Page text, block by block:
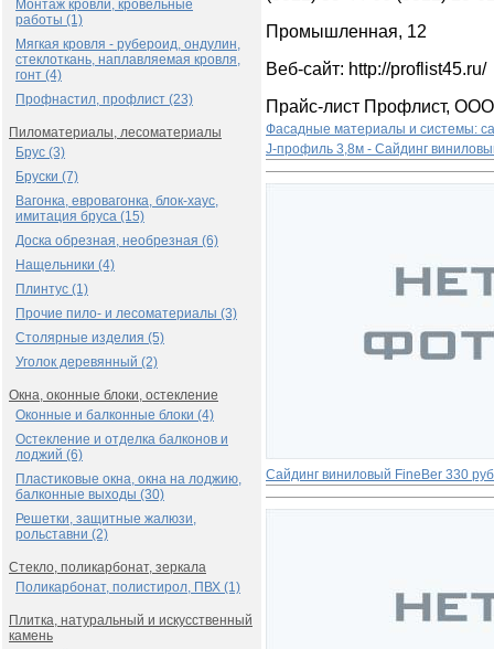
Монтаж кровли, кровельные
работы (1)
Мягкая кровля - рубероид, ондулин,
стеклоткань, наплавляемая кровля,
гонт (4)
Профнастил, профлист (23)
Пиломатериалы, лесоматериалы
Брус (3)
Бруски (7)
Вагонка, евровагонка, блок-хаус,
имитация бруса (15)
Доска обрезная, необрезная (6)
Нащельники (4)
Плинтус (1)
Прочие пило- и лесоматериалы (3)
Столярные изделия (5)
Уголок деревянный (2)
Окна, оконные блоки, остекление
Оконные и балконные блоки (4)
Остекление и отделка балконов и
лоджий (6)
Пластиковые окна, окна на лоджию,
балконные выходы (30)
Решетки, защитные жалюзи,
рольставни (2)
Стекло, поликарбонат, зеркала
Поликарбонат, полистирол, ПВХ (1)
Плитка, натуральный и искусственный
камень
Промышленная, 12
Веб-сайт: http://proflist45.ru/
Прайс-лист Профлист, ООО
Фасадные материалы и системы:
J-профиль 3,8м - Сайдинг
Сайдинг виниловый FinеBer 330